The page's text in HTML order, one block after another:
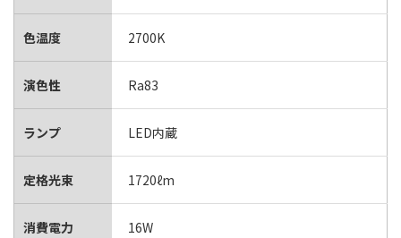
色温度 2700K
演色性 Ra83
ランプ LED内蔵
定格光束 1720ℓm
消費電力 16W